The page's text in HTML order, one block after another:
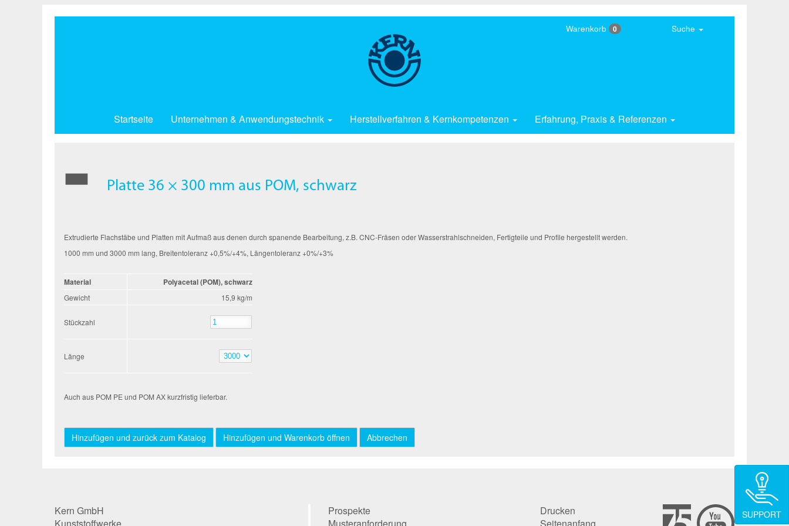
Startseite Unternehmen & Anwendungstechnik Herstellverfahren & Kernkompetenzen Erfahrung, Praxis & Referenzen
Warenkorb 0 Suche
Platte 36 × 300 mm aus POM, schwarz
Extrudierte Flachstäbe und Platten mit Aufmaß aus denen durch spanende Bearbeitung, z.B. CNC-Fräsen oder Wasserstrahlschneiden, Fertigteile und Profile hergestellt werden.
1000 mm und 3000 mm lang, Breitentoleranz +0,5%/+4%, Längentoleranz +0%/+3%
Material Polyacetal (POM), schwarz
Gewicht 15,9 kg/m
Stückzahl
Länge
Auch aus POM PE und POM AX kurzfristig lieferbar.
Kern GmbH
Kunststoffwerke
Prospekte
Musteranforderung
Drucken
Seitenanfang
SUPPORT